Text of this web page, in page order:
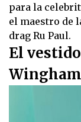
para la
el maestro de
drag Ru Paul.
El